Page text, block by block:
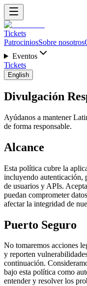
Tickets
PatrociniosSobre nosotros
Eventos
Tickets
English
Divulgación
Ayúdanos a mantener
de forma responsable.
Alcance
Esta política cubre la
incluyendo autenticación,
de usuarios y APIs.
puedan comprometer
afectar la integridad de
Puerto Seguro
No tomaremos acciones
y reporten
continuación.
bajo esta política como
entender y resolver los